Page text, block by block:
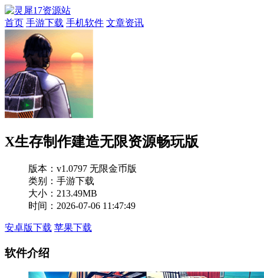
首页 手游下载 手机软件 文章资讯
X生存制作建造无限资源畅玩版
版本： v1.0797 无限金币版
类别：手游下载
大小：213.49MB
时间：2026-07-06 11:47:49
安卓版下载 苹果下载
软件介绍